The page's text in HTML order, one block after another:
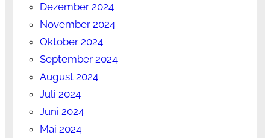
Dezember 2024
November 2024
Oktober 2024
September 2024
August 2024
Juli 2024
Juni 2024
Mai 2024